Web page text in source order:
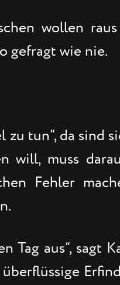
wollen
gefragt wie nie.
tun“, da sind
will, muss
Fehler
Tag aus“, sagt